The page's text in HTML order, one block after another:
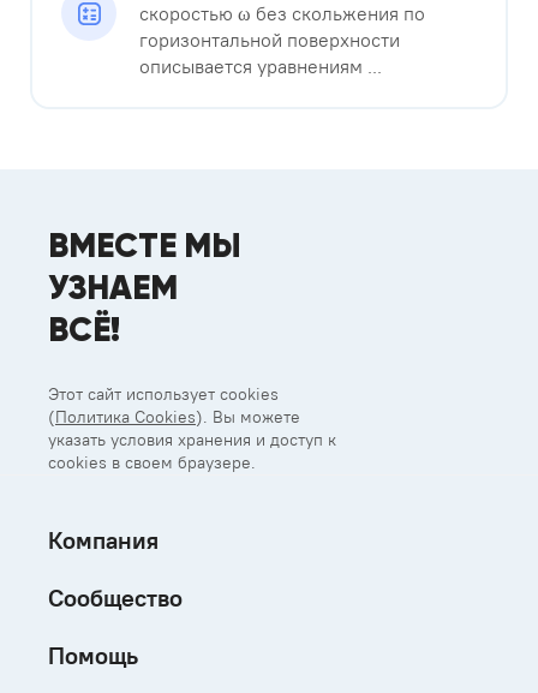
скоростью ω без скольжения по
горизонтальной поверхности
описывается уравнениям ...
ВМЕСТЕ МЫ
УЗНАЕМ
ВСЁ!
Этот сайт использует cookies
(Политика Cookies). Вы можете
указать условия хранения и доступ к
cookies в своем браузере.
Компания
Сообщество
Помощь